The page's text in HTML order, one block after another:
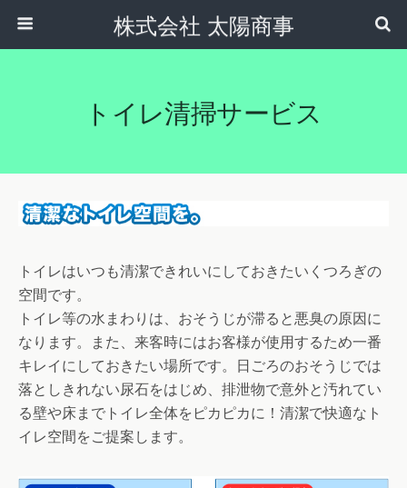
株式会社 太陽商事
トイレ清掃サービス
トイレはいつも清潔できれいにしておきたいくつろぎの
空間です。
トイレ等の水まわりは、おそうじが滞ると悪臭の原因に
なります。また、来客時にはお客様が使用するため一番
キレイにしておきたい場所です。日ごろのおそうじでは
落としきれない尿石をはじめ、排泄物で意外と汚れてい
る壁や床までトイレ全体をピカピカに！清潔で快適なト
イレ空間をご提案します。